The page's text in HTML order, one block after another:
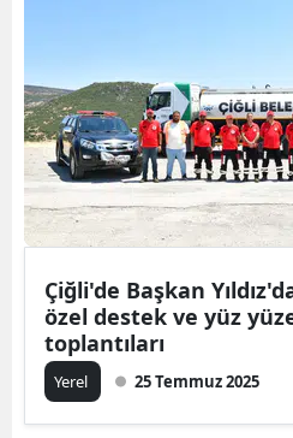
Çiğli'de Başkan
özel destek ve yüz
toplantıları
Yerel 25 Temmuz 2025